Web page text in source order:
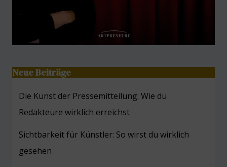
Neue Beiträge
Die Kunst der Pressemitteilung: Wie du
Redakteure wirklich erreichst
Sichtbarkeit für Künstler: So wirst du wirklich
gesehen